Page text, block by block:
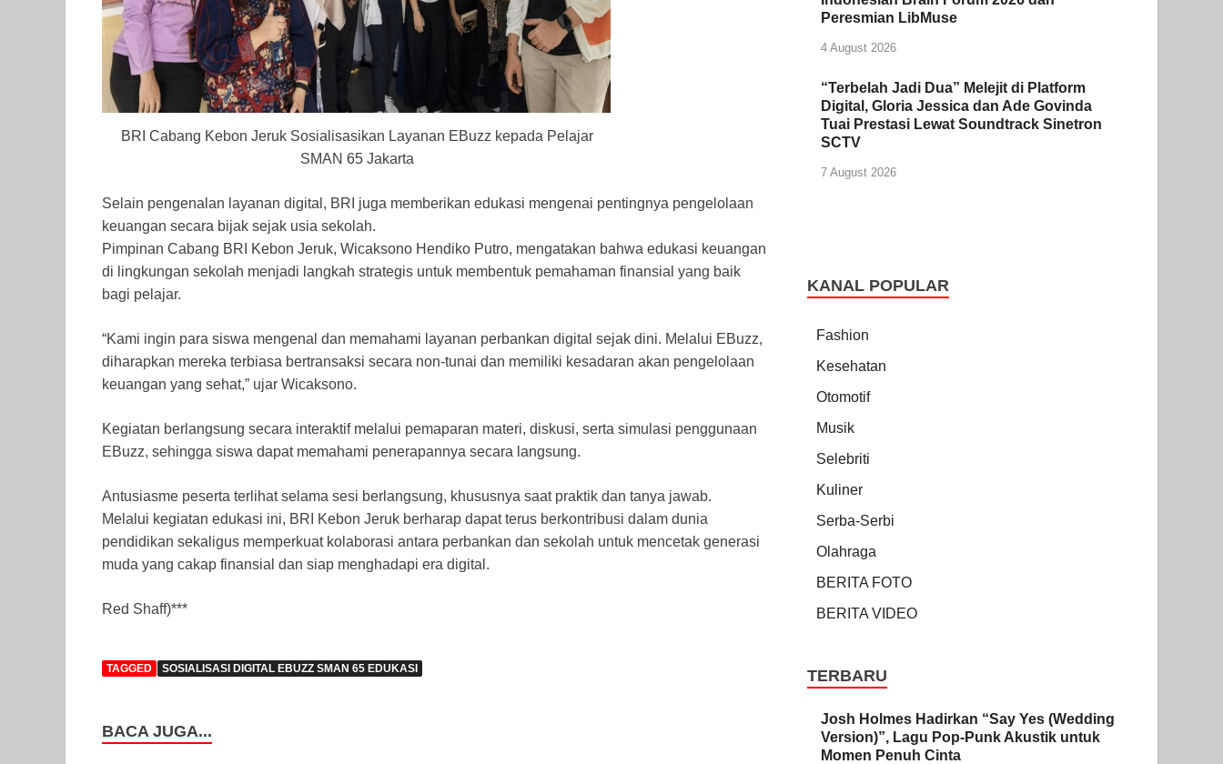
BRI Cabang Kebon Jeruk Sosialisasikan Layanan EBuzz kepada Pelajar
SMAN 65 Jakarta
Selain pengenalan layanan digital, BRI juga memberikan edukasi mengenai pentingnya pengelolaan
keuangan secara bijak sejak usia sekolah.
Pimpinan Cabang BRI Kebon Jeruk, Wicaksono Hendiko Putro, mengatakan bahwa edukasi keuangan
di lingkungan sekolah menjadi langkah strategis untuk membentuk pemahaman finansial yang baik
bagi pelajar.
“Kami ingin para siswa mengenal dan memahami layanan perbankan digital sejak dini. Melalui EBuzz,
diharapkan mereka terbiasa bertransaksi secara non-tunai dan memiliki kesadaran akan pengelolaan
keuangan yang sehat,” ujar Wicaksono.
Kegiatan berlangsung secara interaktif melalui pemaparan materi, diskusi, serta simulasi penggunaan
EBuzz, sehingga siswa dapat memahami penerapannya secara langsung.
Antusiasme peserta terlihat selama sesi berlangsung, khususnya saat praktik dan tanya jawab.
Melalui kegiatan edukasi ini, BRI Kebon Jeruk berharap dapat terus berkontribusi dalam dunia
pendidikan sekaligus memperkuat kolaborasi antara perbankan dan sekolah untuk mencetak generasi
muda yang cakap finansial dan siap menghadapi era digital.
Red Shaff)***
TAGGED SOSIALISASI DIGITAL EBUZZ SMAN 65 EDUKASI
BACA JUGA...
Peresmian LibMuse
4 August 2026
“Terbelah Jadi Dua” Melejit di Platform
Digital, Gloria Jessica dan Ade Govinda
Tuai Prestasi Lewat Soundtrack Sinetron
SCTV
7 August 2026
KANAL POPULAR
Fashion
Kesehatan
Otomotif
Musik
Selebriti
Kuliner
Serba-Serbi
Olahraga
BERITA FOTO
BERITA VIDEO
TERBARU
Josh Holmes Hadirkan “Say Yes (Wedding
Version)”, Lagu Pop-Punk Akustik untuk
Momen Penuh Cinta